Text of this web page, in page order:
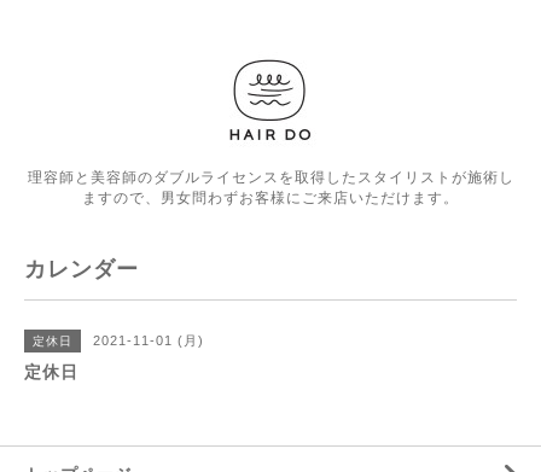
理容師と美容師のダブルライセンスを取得したスタイリストが施術し
ますので、男女問わずお客様にご来店いただけます。
カレンダー
定休日 2021-11-01 (月)
定休日